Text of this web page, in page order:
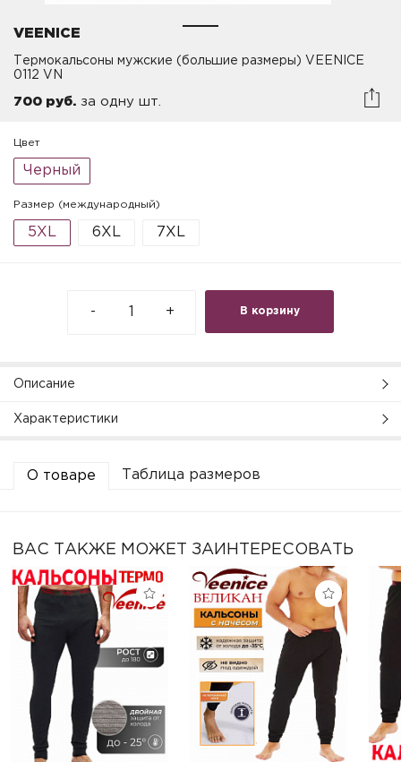
VEENICE
Термокальсоны мужские (большие размеры) VEENICE
0112 VN
700 руб. за одну шт.
Цвет
Черный
Размер (международный)
5XL 6XL 7XL
В корзину
- +
Описание
Характеристики
О товаре Таблица размеров
ВАС ТАКЖЕ МОЖЕТ ЗАИНТЕРЕСОВАТЬ